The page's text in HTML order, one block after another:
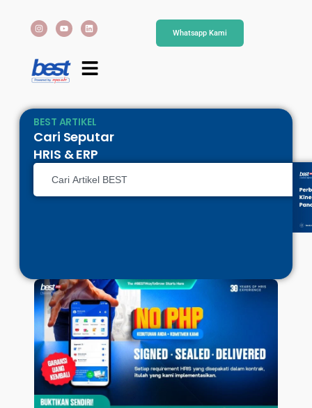
Whatsapp Kami
BEST ARTIKEL
Cari Seputar
HRIS & ERP